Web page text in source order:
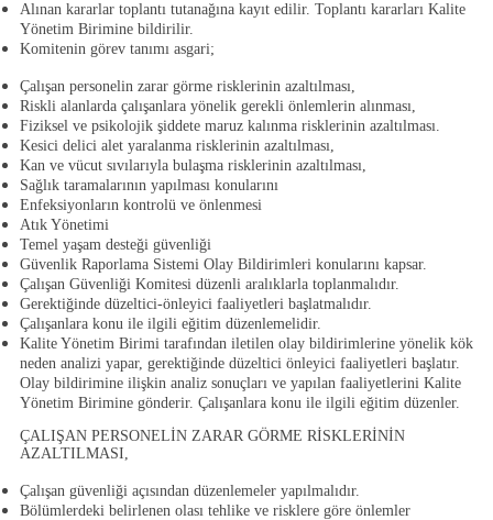
Alınan kararlar toplantı tutanağına kayıt edilir. Toplantı kararları Kalite
Yönetim Birimine bildirilir.
Komitenin görev tanımı asgari;
Çalışan personelin zarar görme risklerinin azaltılması,
Riskli alanlarda çalışanlara yönelik gerekli önlemlerin alınması,
Fiziksel ve psikolojik şiddete maruz kalınma risklerinin azaltılması.
Kesici delici alet yaralanma risklerinin azaltılması,
Kan ve vücut sıvılarıyla bulaşma risklerinin azaltılması,
Sağlık taramalarının yapılması konularını
Enfeksiyonların kontrolü ve önlenmesi
Atık Yönetimi
Temel yaşam desteği güvenliği
Güvenlik Raporlama Sistemi Olay Bildirimleri konularını kapsar.
Çalışan Güvenliği Komitesi düzenli aralıklarla toplanmalıdır.
Gerektiğinde düzeltici-önleyici faaliyetleri başlatmalıdır.
Çalışanlara konu ile ilgili eğitim düzenlemelidir.
Kalite Yönetim Birimi tarafından iletilen olay bildirimlerine yönelik kök
neden analizi yapar, gerektiğinde düzeltici önleyici faaliyetleri başlatır.
Olay bildirimine ilişkin analiz sonuçları ve yapılan faaliyetlerini Kalite
Yönetim Birimine gönderir. Çalışanlara konu ile ilgili eğitim düzenler.
ÇALIŞAN PERSONELİN ZARAR GÖRME RİSKLERİNİN
AZALTILMASI,
Çalışan güvenliği açısından düzenlemeler yapılmalıdır.
Bölümlerdeki belirlenen olası tehlike ve risklere göre önlemler